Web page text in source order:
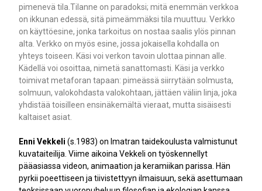
pimenevä tila.Tilanne on paradoksi; mitä enemmän verkkoa
on ikkunan edessä, sitä pimeämmäksi tila muuttuu. Verkko
on käyttöesine, jonka tarkoitus on nostaa saalis ylös pinnan
alta. Verkko on myös esine, jossa jokaisella kohdalla on
yhteys toiseen. Käsi voi verkon tavoin ulottaa pinnan alle.
Kädellä voi osoittaa, nimetä sanattomasti. Käsi ja verkko
toimivat metaforan tapaan: pimeässä siirrytään solmusta,
solmuun, valokohdasta valokohtaan, jättäen väliin linja, joka
yhdistää toisilleen ensinäkemältä vieraat, mutta sisäisesti
kaltaiset asiat.
Enni Vekkeli (s.1983) on Imatran taidekoulusta valmistunut
kuvataiteilija. Viime aikoina Vekkeli on työskennellyt
pääasiassa videon, animaation ja keramiikan parissa. Hän
pyrkii poeettiseen ja tiivistettyyn ilmaisuun, sekä asettumaan